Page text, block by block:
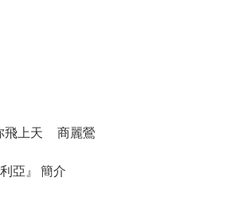
飛上天 商麗鶯
亞』 簡介